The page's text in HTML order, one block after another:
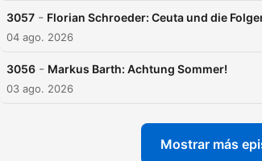
3057 - Florian Schroeder: Ceuta und die
04 ago. 2026
3056 - Markus Barth: Achtung Sommer!
03 ago. 2026
Mostrar más